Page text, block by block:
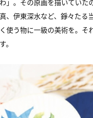
わ」。その原画を描いていた
、伊東深水など、錚々たる
使う物に一級の美術を。そ
。